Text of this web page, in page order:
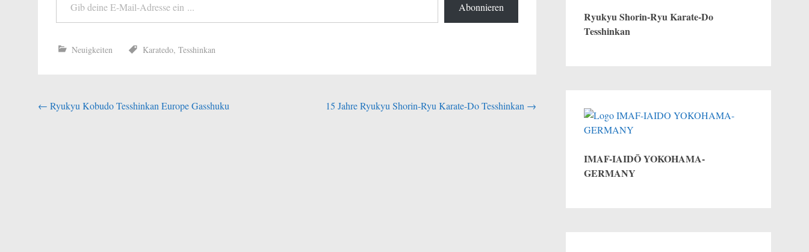
Abonnieren
Neuigkeiten Karatedo, Tesshinkan
Beitragsnavigation
← Ryukyu Kobudo Tesshinkan Europe Gasshuku 15 Jahre Ryukyu Shorin-Ryu Karate-Do Tesshinkan →
Ryukyu Shorin-Ryu Karate-Do
Tesshinkan
IMAF-IAIDŌ YOKOHAMA-
GERMANY